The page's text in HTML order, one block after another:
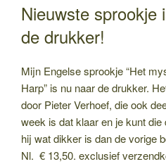
Nieuwste sprookje
de drukker!
Mijn Engelse sprookje “Het
Harp” is nu naar de drukker.
door Pieter Verhoef, die ook
week is dat klaar en je kunt
hij wat dikker is dan de vorige
Nl. € 13,50. exclusief